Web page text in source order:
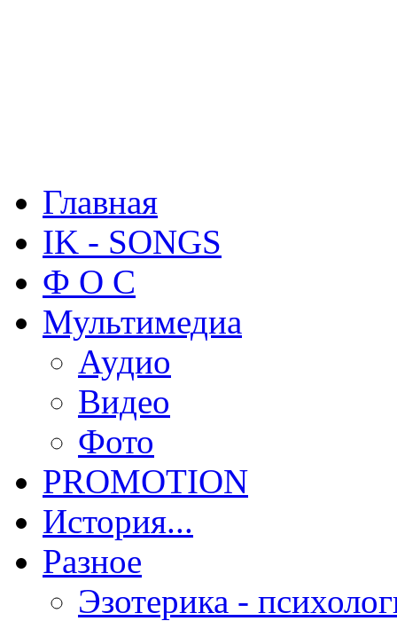
Главная
IK - SONGS
Ф О С
Мультимедиа
Аудио
Видео
Фото
PROMOTION
История...
Разное
Эзотерика -